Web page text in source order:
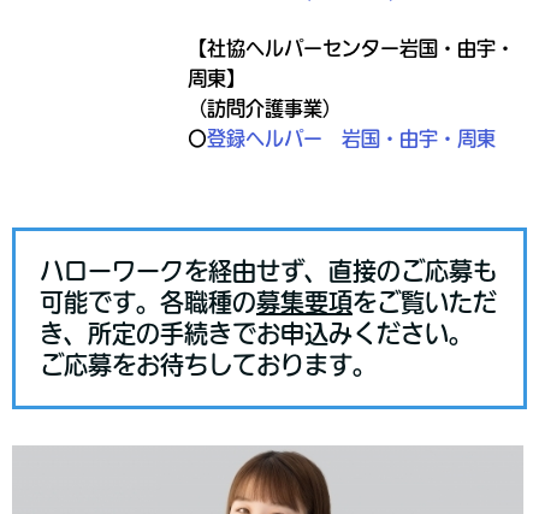
【社協ヘルパーセンター岩国・由宇・
周東】
（訪問介護事業）
〇登録ヘルパー 岩国 ・ 由宇・ 周東
ハローワークを経由せず、直接のご応募も
可能です。各職種の募集要項をご覧いただ
き、所定の手続きでお申込みください。
ご応募をお待ちしております。